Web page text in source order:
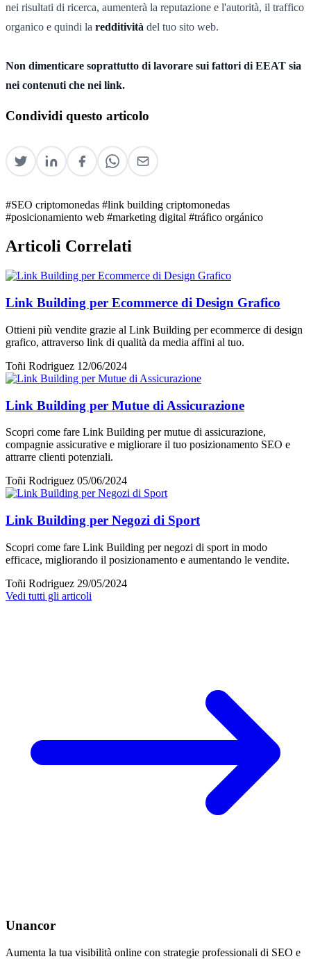
nei risultati di ricerca, aumenterà la reputazione e l'autorità, il traffico
organico e quindi la redditività del tuo sito web.
Non dimenticare soprattutto di lavorare sui fattori di EEAT sia
nei contenuti che nei link.
Condividi questo articolo
#SEO criptomonedas #link building criptomonedas
#posicionamiento web #marketing digital #tráfico orgánico
Articoli Correlati
Link Building per Ecommerce di Design Grafico
Ottieni più vendite grazie al Link Building per ecommerce di design
grafico, attraverso link di qualità da media affini al tuo.
Toñi Rodriguez 12/06/2024
Link Building per Mutue di Assicurazione
Scopri come fare Link Building per mutue di assicurazione,
compagnie assicurative e migliorare il tuo posizionamento SEO e
attrarre clienti potenziali.
Toñi Rodriguez 05/06/2024
Link Building per Negozi di Sport
Scopri come fare Link Building per negozi di sport in modo
efficace, migliorando il posizionamento e aumentando le vendite.
Toñi Rodriguez 29/05/2024
Vedi tutti gli articoli
Unancor
Aumenta la tua visibilità online con strategie professionali di SEO e